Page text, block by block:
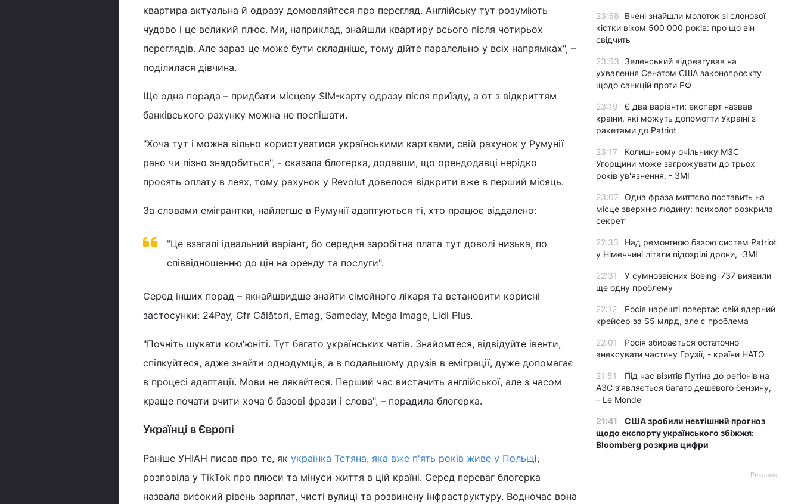
квартира актуальна й одразу домовляйтеся про перегляд. Англійську тут розуміють
чудово і це великий плюс. Ми, наприклад, знайшли квартиру всього після чотирьох
переглядів. Але зараз це може бути складніше, тому дійте паралельно у всіх напрямках", –
поділилася дівчина.
Ще одна порада – придбати місцеву SIM-карту одразу після приїзду, а от з відкриттям
банківського рахунку можна не поспішати.
"Хоча тут і можна вільно користуватися українськими картками, свій рахунок у Румунії
рано чи пізно знадобиться", - сказала блогерка, додавши, що орендодавці нерідко
просять оплату в леях, тому рахунок у Revolut довелося відкрити вже в перший місяць.
За словами емігрантки, найлегше в Румунії адаптуються ті, хто працює віддалено:
"Це взагалі ідеальний варіант, бо середня заробітна плата тут доволі низька, по
співвідношенню до цін на оренду та послуги".
Серед інших порад – якнайшвидше знайти сімейного лікаря та встановити корисні
застосунки: 24Pay, Cfr Călători, Еmag, Sameday, Mega Image, Lidl Plus.
"Почніть шукати ком'юніті. Тут багато українських чатів. Знайомтеся, відвідуйте івенти,
спілкуйтеся, адже знайти однодумців, а в подальшому друзів в еміграції, дуже допомагає
в процесі адаптації. Мови не лякайтеся. Перший час вистачить англійської, але з часом
краще почати вчити хоча б базові фрази і слова", – порадила блогерка.
Українці в Європі
Раніше УНІАН писав про те, як українка Тетяна, яка вже п'ять років живе у Польщі,
розповіла у TikTok про плюси та мінуси життя в цій країні. Серед переваг блогерка
назвала високий рівень зарплат, чисті вулиці та розвинену інфраструктуру. Водночас вона
23:58
Вчені знайшли молоток зі слонової
кістки віком 500 000 років: про що він
свідчить
23:53
Зеленський відреагував на
ухвалення Сенатом США законопроєкту
щодо санкцій проти РФ
23:19
Є два варіанти: експерт назвав
країни, які можуть допомогти Україні з
ракетами до Patriot
23:17
Колишньому очільнику МЗС
Угорщини може загрожувати до трьох
років ув'язнення, - ЗМІ
23:07
Одна фраза миттєво поставить на
місце зверхню людину: психолог розкрила
секрет
22:33
Над ремонтною базою систем Patriot
у Німеччині літали підозрілі дрони, -ЗМІ
22:31
У сумнозвісних Boeing-737 виявили
ще одну проблему
22:12
Росія нарешті повертає свій ядерний
крейсер за $5 млрд, але є проблема
22:01
Росія збирається остаточно
анексувати частину Грузії, - країни НАТО
21:51
Під час візитів Путіна до регіонів на
АЗС з’являється багато дешевого бензину,
– Le Monde
21:41
США зробили невтішний прогноз
щодо експорту українського збіжжя:
Bloomberg розкрив цифри
Реклама